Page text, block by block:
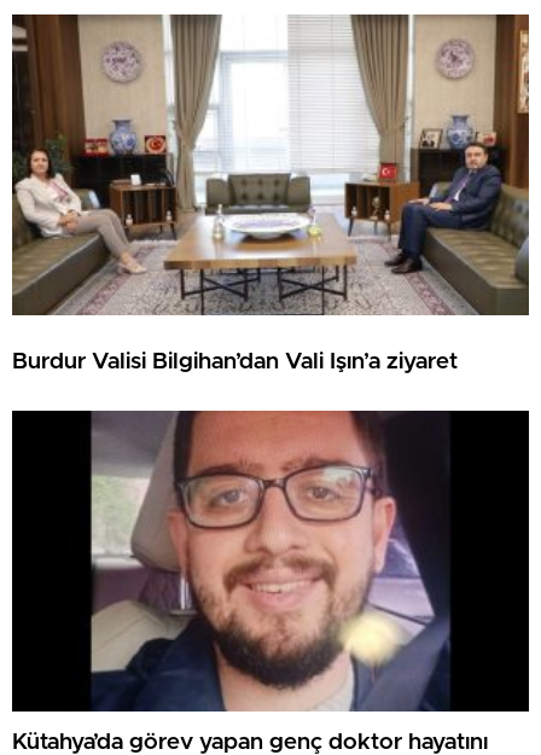
Burdur Valisi Bilgihan’dan Vali Işın’a ziyaret
Kütahya’da görev yapan genç doktor hayatını